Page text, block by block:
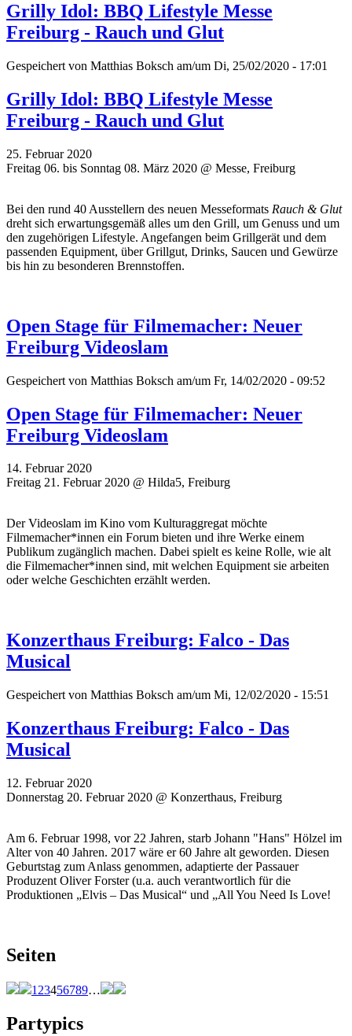
Grilly Idol: BBQ Lifestyle Messe
Freiburg - Rauch und Glut
Gespeichert von Matthias Boksch am/um Di, 25/02/2020 - 17:01
Grilly Idol: BBQ Lifestyle Messe
Freiburg - Rauch und Glut
25. Februar 2020
Freitag 06. bis Sonntag 08. März 2020 @ Messe, Freiburg
Bei den rund 40 Ausstellern des neuen Messeformats Rauch & Glut
dreht sich erwartungsgemäß alles um den Grill, um Genuss und um
den zugehörigen Lifestyle. Angefangen beim Grillgerät und dem
passenden Equipment, über Grillgut, Drinks, Saucen und Gewürze
bis hin zu besonderen Brennstoffen.
Open Stage für Filmemacher: Neuer
Freiburg Videoslam
Gespeichert von Matthias Boksch am/um Fr, 14/02/2020 - 09:52
Open Stage für Filmemacher: Neuer
Freiburg Videoslam
14. Februar 2020
Freitag 21. Februar 2020 @ Hilda5, Freiburg
Der Videoslam im Kino vom Kulturaggregat möchte
Filmemacher*innen ein Forum bieten und ihre Werke einem
Publikum zugänglich machen. Dabei spielt es keine Rolle, wie alt
die Filmemacher*innen sind, mit welchen Equipment sie arbeiten
oder welche Geschichten erzählt werden.
Konzerthaus Freiburg: Falco - Das
Musical
Gespeichert von Matthias Boksch am/um Mi, 12/02/2020 - 15:51
Konzerthaus Freiburg: Falco - Das
Musical
12. Februar 2020
Donnerstag 20. Februar 2020 @ Konzerthaus, Freiburg
Am 6. Februar 1998, vor 22 Jahren, starb Johann "Hans" Hölzel im
Alter von 40 Jahren. 2017 wäre er 60 Jahre alt geworden. Diesen
Geburtstag zum Anlass genommen, adaptierte der Passauer
Produzent Oliver Forster (u.a. auch verantwortlich für die
Produktionen „Elvis – Das Musical“ und „All You Need Is Love!
Seiten
1 23456789…
Partypics